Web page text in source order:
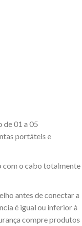
de 01 a 05
portáteis e
com o cabo totalmente
antes de conectar a
é igual ou inferior à
compre produtos